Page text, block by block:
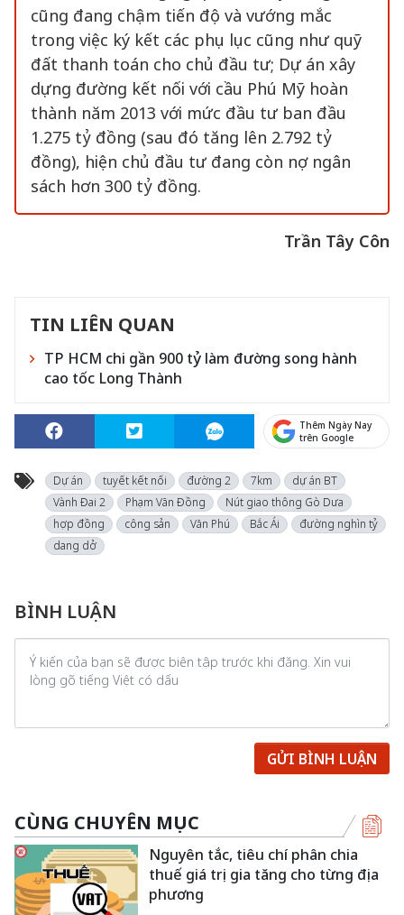
cũng đang chậm tiến độ và vướng mắc
trong việc ký kết các phụ lục cũng như quỹ
đất thanh toán cho chủ đầu tư; Dự án xây
dựng đường kết nối với cầu Phú Mỹ hoàn
thành năm 2013 với mức đầu tư ban đầu
1.275 tỷ đồng (sau đó tăng lên 2.792 tỷ
đồng), hiện chủ đầu tư đang còn nợ ngân
sách hơn 300 tỷ đồng.
Trần Tây Côn
TIN LIÊN QUAN
TP HCM chi gần 900 tỷ làm đường song hành
cao tốc Long Thành
Thêm Ngày Nay
trên Google
Dự án tuyết kết nối đường 2 7km
dự án BT
Vành Đai 2
Phạm Văn Đồng
Nút giao thông Gò Dưa
hợp đồng
công sản Văn Phú Bắc Ái
đường nghìn tỷ
dang dở
BÌNH LUẬN
GỬI BÌNH LUẬN
CÙNG CHUYÊN MỤC
Nguyên tắc, tiêu chí phân chia
thuế giá trị gia tăng cho từng địa
phương